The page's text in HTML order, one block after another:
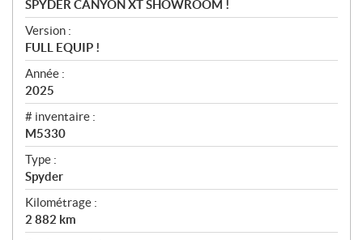
SPYDER CANYON XT SHOWROOM !
Version :
FULL EQUIP !
Année :
2025
# inventaire :
M5330
Type :
Spyder
Kilométrage :
2 882 km